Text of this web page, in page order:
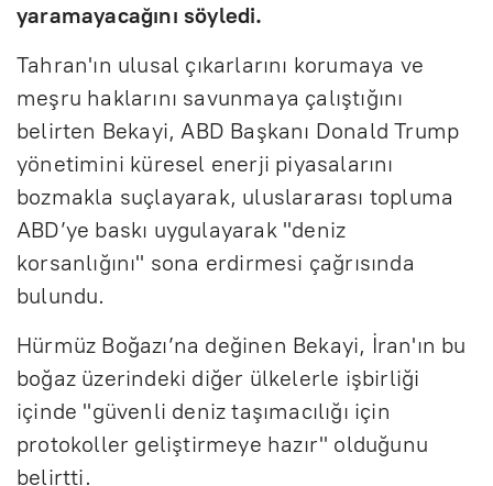
yaramayacağını söyledi.
Tahran'ın ulusal çıkarlarını korumaya ve
meşru haklarını savunmaya çalıştığını
belirten Bekayi, ABD Başkanı Donald Trump
yönetimini küresel enerji piyasalarını
bozmakla suçlayarak, uluslararası topluma
ABD’ye baskı uygulayarak "deniz
korsanlığını" sona erdirmesi çağrısında
bulundu.
Hürmüz Boğazı’na değinen Bekayi, İran'ın bu
boğaz üzerindeki diğer ülkelerle işbirliği
içinde "güvenli deniz taşımacılığı için
protokoller geliştirmeye hazır" olduğunu
belirtti.